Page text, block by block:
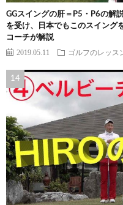
GGスイングの肝＝P5・P6の解
を受け、日本でもこのスイング
コーチが解説
2019.05.11 ゴルフのレッス